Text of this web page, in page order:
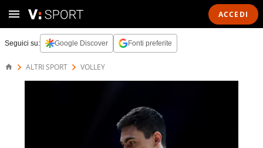
ACCEDI
Seguici su: Google Discover Fonti preferite
ALTRI SPORT VOLLEY